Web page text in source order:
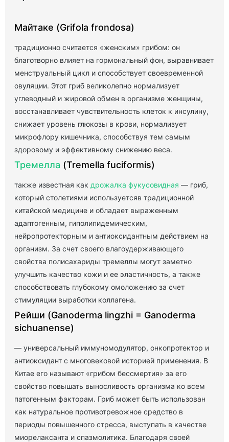
Майтаке (Grifola frondosa)
традиционно считается «женским» грибом: он
благотворно влияет на гормональный фон, выравнивает
менструальный цикл и способствует своевременной
овуляции. Этот гриб великолепно нормализует
углеводный и жировой обмен в организме женщины,
восстанавливает чувствительность клеток к инсулину,
снижает уровень глюкозы в крови, нормализует
микрофлору кишечника, способствуя тем самым
здоровому и эффективному снижению веса.
Тремелла (Tremella fuciformis)
также известная как дрожалка фукусовидная — гриб,
который столетиями используетсяв традиционной
китайской медицине и обладает выраженным
адаптогенным, гиполипидемическим,
нейропротекторным и антиоксидантным действием на
организм. За счет своего влагоудерживающего
свойства полисахариды тремеллы могут заметно
улучшить качество кожи и ее эластичность, а также
способствовать глубокому омоложению за счет
стимуляции выработки коллагена.
Рейши (Ganoderma lingzhi = Ganoderma
sichuanense)
— универсальный иммуномодулятор, онкопротектор и
антиоксидант с многовековой историей применения. В
Китае его называют «грибом бессмертия» за его
свойство повышать выносливость организма ко всем
патогенным факторам. Гриб может быть использован
как натуральное противотревожное средство в
периоды повышенного стресса, выступать в качестве
миорелаксанта и спазмолитика. Благодаря своей